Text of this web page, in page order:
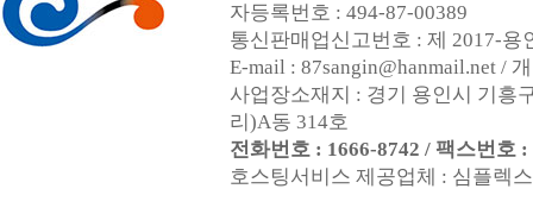
자등록번호 : 494-87-00389
통신판매업신고번호 : 제 2017-용
E-mail : 87sangin@hanmail.net /
사업장소재지 : 경기 용인시 기흥
리)A동 314호
전화번호 : 1666-8742 / 팩스번호 :
호스팅서비스 제공업체 : 심플렉